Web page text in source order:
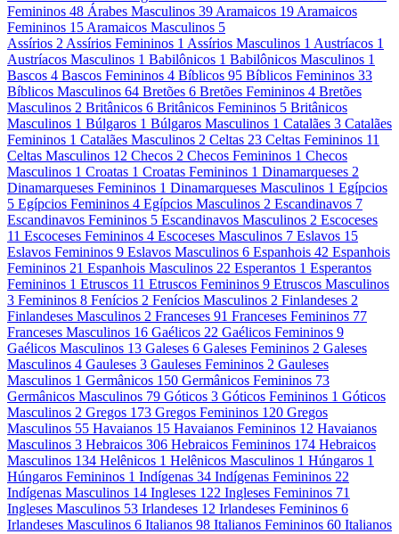
Femininos 48 Árabes Masculinos 39 Aramaicos 19 Aramaicos
Femininos 15 Aramaicos Masculinos 5
Assírios 2 Assírios Femininos 1 Assírios Masculinos 1 Austríacos 1
Austríacos Masculinos 1 Babilônicos 1 Babilônicos Masculinos 1
Bascos 4 Bascos Femininos 4 Bíblicos 95 Bíblicos Femininos 33
Bíblicos Masculinos 64 Bretões 6 Bretões Femininos 4 Bretões
Masculinos 2 Britânicos 6 Britânicos Femininos 5 Britânicos
Masculinos 1 Búlgaros 1 Búlgaros Masculinos 1 Catalães 3 Catalães
Femininos 1 Catalães Masculinos 2 Celtas 23 Celtas Femininos 11
Celtas Masculinos 12 Checos 2 Checos Femininos 1 Checos
Masculinos 1 Croatas 1 Croatas Femininos 1 Dinamarqueses 2
Dinamarqueses Femininos 1 Dinamarqueses Masculinos 1 Egípcios
5 Egípcios Femininos 4 Egípcios Masculinos 2 Escandinavos 7
Escandinavos Femininos 5 Escandinavos Masculinos 2 Escoceses
11 Escoceses Femininos 4 Escoceses Masculinos 7 Eslavos 15
Eslavos Femininos 9 Eslavos Masculinos 6 Espanhois 42 Espanhois
Femininos 21 Espanhois Masculinos 22 Esperantos 1 Esperantos
Femininos 1 Etruscos 11 Etruscos Femininos 9 Etruscos Masculinos
3 Femininos 8 Fenícios 2 Fenícios Masculinos 2 Finlandeses 2
Finlandeses Masculinos 2 Franceses 91 Franceses Femininos 77
Franceses Masculinos 16 Gaélicos 22 Gaélicos Femininos 9
Gaélicos Masculinos 13 Galeses 6 Galeses Femininos 2 Galeses
Masculinos 4 Gauleses 3 Gauleses Femininos 2 Gauleses
Masculinos 1 Germânicos 150 Germânicos Femininos 73
Germânicos Masculinos 79 Góticos 3 Góticos Femininos 1 Góticos
Masculinos 2 Gregos 173 Gregos Femininos 120 Gregos
Masculinos 55 Havaianos 15 Havaianos Femininos 12 Havaianos
Masculinos 3 Hebraicos 306 Hebraicos Femininos 174 Hebraicos
Masculinos 134 Helênicos 1 Helênicos Masculinos 1 Húngaros 1
Húngaros Femininos 1 Indígenas 34 Indígenas Femininos 22
Indígenas Masculinos 14 Ingleses 122 Ingleses Femininos 71
Ingleses Masculinos 53 Irlandeses 12 Irlandeses Femininos 6
Irlandeses Masculinos 6 Italianos 98 Italianos Femininos 60 Italianos